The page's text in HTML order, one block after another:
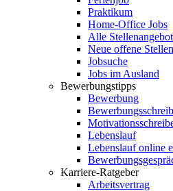
Praktikum
Home-Office Jobs
Alle
Neue offene Stellen
Jobsuche
Jobs im Ausland
Bewerbungstipps
Bewerbung
Lebenslauf
Lebenslauf online
Karriere-Ratgeber
Arbeitsvertrag